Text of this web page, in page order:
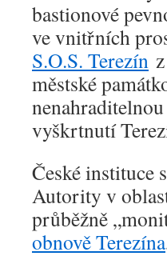
bastionové
ve vnitřních
S.O.S. Terezín
městské
vyškrtnutí
České instituce
Autority v
průběžně
obnově Terezína